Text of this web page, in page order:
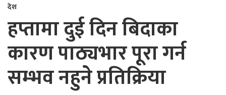
देश
हप्तामा दुई दिन बिदाका
कारण पाठ्यभार पूरा गर्न
सम्भव नहुने प्रतिक्रिया